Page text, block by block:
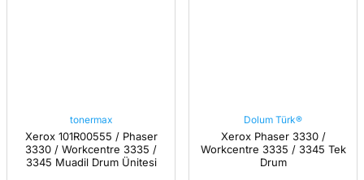
tonermax
Xerox 101R00555 / Phaser
3330 / Workcentre 3335 /
3345 Muadil Drum Ünitesi
Dolum Türk®
Xerox Phaser 3330 /
Workcentre 3335 / 3345 Tek
Drum